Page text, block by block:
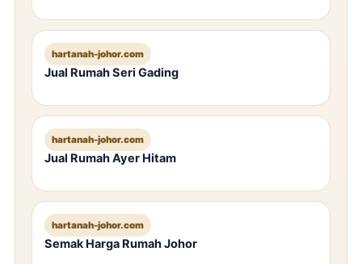
hartanah-johor.com
Jual Rumah Seri Gading
hartanah-johor.com
Jual Rumah Ayer Hitam
hartanah-johor.com
Semak Harga Rumah Johor